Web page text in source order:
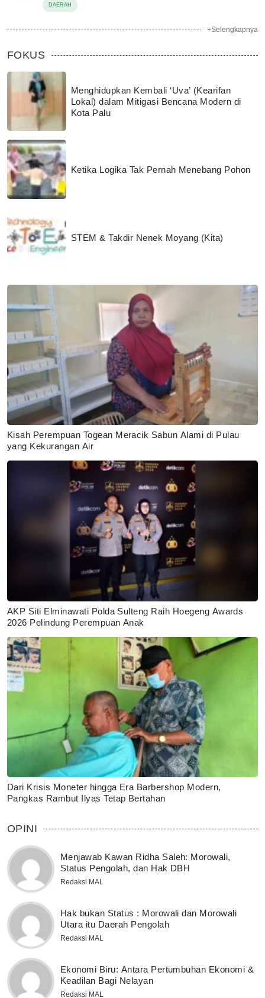
DAERAH
+Selengkapnya
FOKUS
Menghidupkan Kembali ‘Uva’ (Kearifan
Lokal) dalam Mitigasi Bencana Modern di
Kota Palu
Ketika Logika Tak Pernah Menebang Pohon
STEM & Takdir Nenek Moyang (Kita)
Kisah Perempuan Togean Meracik Sabun Alami di Pulau
yang Kekurangan Air
AKP Siti Elminawati Polda Sulteng Raih Hoegeng Awards
2026 Pelindung Perempuan Anak
Dari Krisis Moneter hingga Era Barbershop Modern,
Pangkas Rambut Ilyas Tetap Bertahan
OPINI
Menjawab Kawan Ridha Saleh: Morowali,
Status Pengolah, dan Hak DBH
Redaksi MAL
Hak bukan Status : Morowali dan Morowali
Utara itu Daerah Pengolah
Redaksi MAL
Ekonomi Biru: Antara Pertumbuhan Ekonomi &
Keadilan Bagi Nelayan
Redaksi MAL